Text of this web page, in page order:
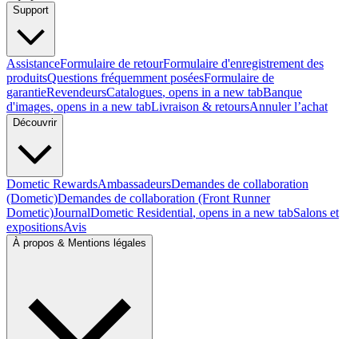
Support
AssistanceFormulaire de retourFormulaire d'enregistrement des
produitsQuestions fréquemment poséesFormulaire de
garantieRevendeursCatalogues, opens in a new tabBanque
d'images, opens in a new tabLivraison & retoursAnnuler l’achat
Découvrir
Dometic RewardsAmbassadeursDemandes de collaboration
(Dometic)Demandes de collaboration (Front Runner
Dometic)JournalDometic Residential, opens in a new tabSalons et
expositionsAvis
À propos & Mentions légales